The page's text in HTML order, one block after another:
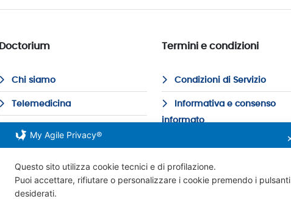
Doctorium
Chi siamo
Telemedicina
FAQ e Prezzi
Dottori online
Termini e condizioni
Condizioni di Servizio
Informativa e consenso
informato
Cookie Policy
My Agile Privacy®
Questo sito utilizza cookie tecnici e di profilazione.
Puoi accettare, rifiutare o personalizzare i cookie premendo i pulsanti
desiderati.